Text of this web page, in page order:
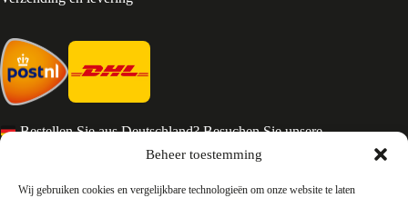
Beheer toestemming
Wij gebruiken cookies en vergelijkbare technologieën om onze website te laten
Bestellen Sie aus Deutschland? Besuchen Sie unsere
Services en Contact